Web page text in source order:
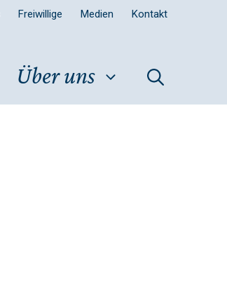
Freiwillige Medien Kontakt
Über uns